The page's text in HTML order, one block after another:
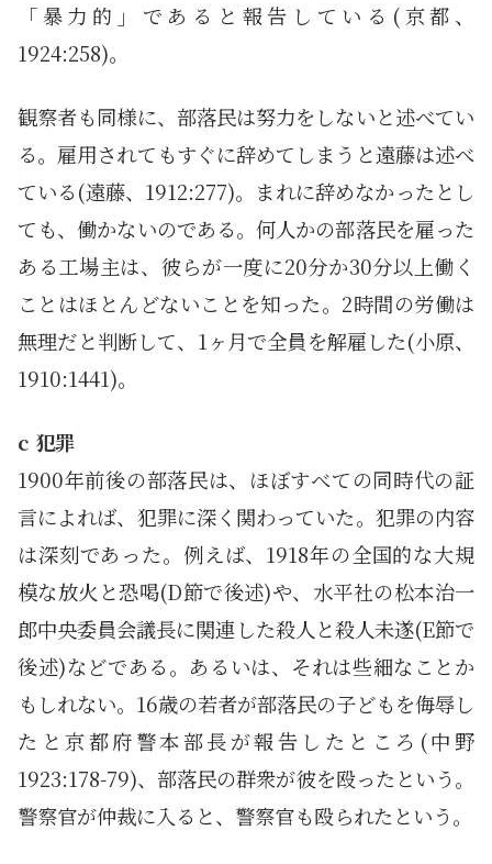
「暴力的」であると報告している(京都、
1924:258)。
観察者も同様に、部落民は努力をしないと述べてい
る。雇用されてもすぐに辞めてしまうと遠藤は述べ
ている(遠藤、1912:277)。まれに辞めなかったとし
ても、働かないのである。何人かの部落民を雇った
ある工場主は、彼らが一度に20分か30分以上働く
ことはほとんどないことを知った。2時間の労働は
無理だと判断して、1ヶ月で全員を解雇した(小原、
1910:1441)。
c 犯罪
1900年前後の部落民は、ほぼすべての同時代の証
言によれば、犯罪に深く関わっていた。犯罪の内容
は深刻であった。例えば、1918年の全国的な大規
模な放火と恐喝(D節で後述)や、水平社の松本治一
郎中央委員会議長に関連した殺人と殺人未遂(E節で
後述)などである。あるいは、それは些細なことか
もしれない。16歳の若者が部落民の子どもを侮辱し
たと京都府警本部長が報告したところ(中野
1923:178-79)、部落民の群衆が彼を殴ったという。
警察官が仲裁に入ると、警察官も殴られたという。